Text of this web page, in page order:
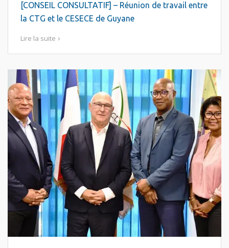
[CONSEIL CONSULTATIF] – Réunion de travail entre
la CTG et le CESECE de Guyane
Lire la suite